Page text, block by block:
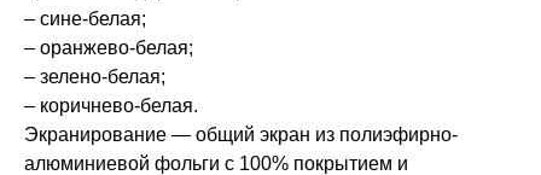
– сине-белая;
– оранжево-белая;
– зелено-белая;
– коричнево-белая.
Экранирование — общий экран из полиэфирно-
алюминиевой фольги с 100% покрытием и